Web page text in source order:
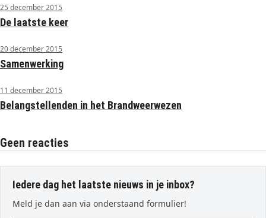
25 december 2015
De laatste keer
20 december 2015
Samenwerking
11 december 2015
Belangstellenden in het Brandweerwezen
Geen reacties
Iedere dag het laatste nieuws in je inbox?
Meld je dan aan via onderstaand formulier!